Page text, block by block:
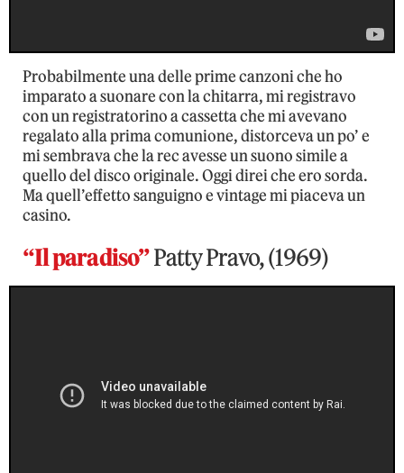
Probabilmente una delle prime canzoni che ho
imparato a suonare con la chitarra, mi registravo
con un registratorino a cassetta che mi avevano
regalato alla prima comunione, distorceva un po’ e
mi sembrava che la rec avesse un suono simile a
quello del disco originale. Oggi direi che ero sorda.
Ma quell’effetto sanguigno e vintage mi piaceva un
casino.
“Il paradiso”Patty Pravo, (1969)